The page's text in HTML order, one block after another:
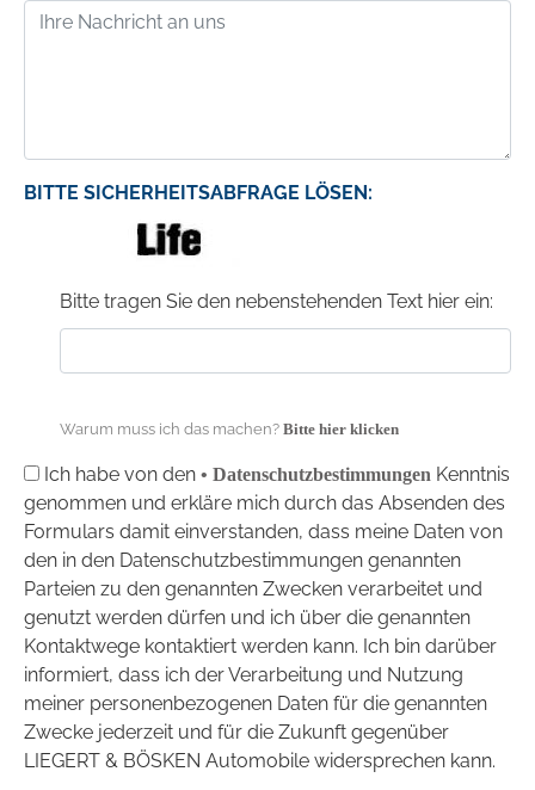
BITTE SICHERHEITSABFRAGE LÖSEN:
Bitte tragen Sie den nebenstehenden Text hier ein:
Warum muss ich das machen? Bitte hier klicken
Ich habe von den • Datenschutzbestimmungen Kenntnis
genommen und erkläre mich durch das Absenden des
Formulars damit einverstanden, dass meine Daten von
den in den Datenschutzbestimmungen genannten
Parteien zu den genannten Zwecken verarbeitet und
genutzt werden dürfen und ich über die genannten
Kontaktwege kontaktiert werden kann. Ich bin darüber
informiert, dass ich der Verarbeitung und Nutzung
meiner personenbezogenen Daten für die genannten
Zwecke jederzeit und für die Zukunft gegenüber
LIEGERT & BÖSKEN Automobile widersprechen kann.